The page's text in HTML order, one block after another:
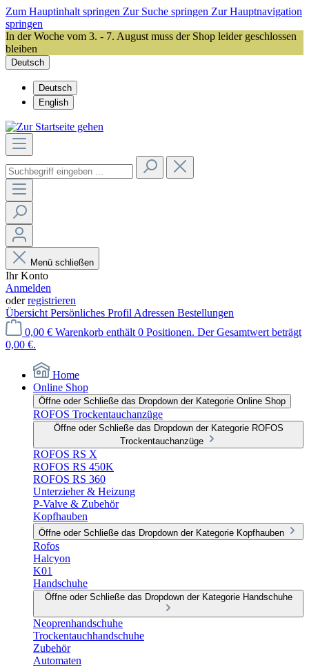
Zum Hauptinhalt springen Zur Suche springen Zur Hauptnavigation
springen
In der Woche vom 3. - 7. August muss der Shop leider geschlossen
bleiben
Deutsch
Deutsch
English
Menü schließen
Ihr Konto
Anmelden
oderregistrieren
Übersicht Persönliches Profil Adressen Bestellungen
0,00 € Warenkorb enthält 0 Positionen. Der Gesamtwert beträgt
0,00 €.
Home
Online Shop
Öffne oder Schließe das Dropdown der Kategorie Online Shop
ROFOS Trockentauchanzüge
Öffne oder Schließe das Dropdown der Kategorie ROFOS
Trockentauchanzüge
ROFOS RS X
ROFOS RS 450K
ROFOS RS 360
Unterzieher & Heizung
P-Valve & Zubehör
Kopfhauben
Öffne oder Schließe das Dropdown der Kategorie Kopfhauben
Rofos
Halcyon
K01
Handschuhe
Öffne oder Schließe das Dropdown der Kategorie Handschuhe
Neoprenhandschuhe
Trockentauchhandschuhe
Zubehör
Automaten